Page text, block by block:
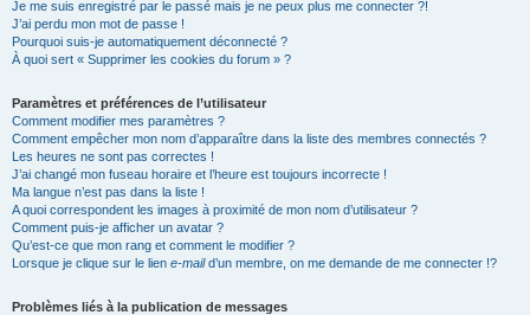
Je me suis enregistré par le passé mais je ne peux plus me connecter ?!
J’ai perdu mon mot de passe !
Pourquoi suis-je automatiquement déconnecté ?
À quoi sert « Supprimer les cookies du forum » ?
Paramètres et préférences de l’utilisateur
Comment modifier mes paramètres ?
Comment empêcher mon nom d’apparaître dans la liste des membres connectés ?
Les heures ne sont pas correctes !
J’ai changé mon fuseau horaire et l’heure est toujours incorrecte !
Ma langue n’est pas dans la liste !
A quoi correspondent les images à proximité de mon nom d’utilisateur ?
Comment puis-je afficher un avatar ?
Qu’est-ce que mon rang et comment le modifier ?
Lorsque je clique sur le lien e-maild’un membre, on me demande de me connecter !?
Problèmes liés à la publication de messages